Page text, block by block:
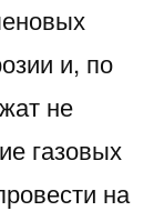
и, по
не
газовых
на